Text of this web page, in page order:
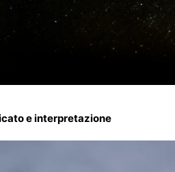
e interpretazione